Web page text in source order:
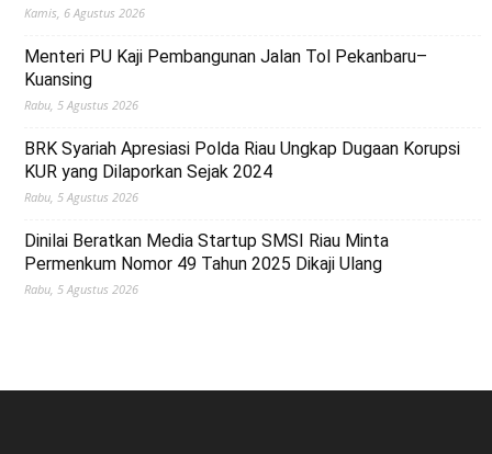
Kamis, 6 Agustus 2026
Menteri PU Kaji Pembangunan Jalan Tol Pekanbaru–
Kuansing
Rabu, 5 Agustus 2026
BRK Syariah Apresiasi Polda Riau Ungkap Dugaan Korupsi
KUR yang Dilaporkan Sejak 2024
Rabu, 5 Agustus 2026
Dinilai Beratkan Media Startup SMSI Riau Minta
Permenkum Nomor 49 Tahun 2025 Dikaji Ulang
Rabu, 5 Agustus 2026